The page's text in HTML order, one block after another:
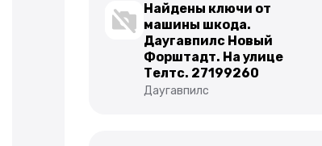
Найдены ключи от
машины шкода.
Даугавпилс Новый
Форштадт. На улице
Телтс. 27199260
Даугавпилс